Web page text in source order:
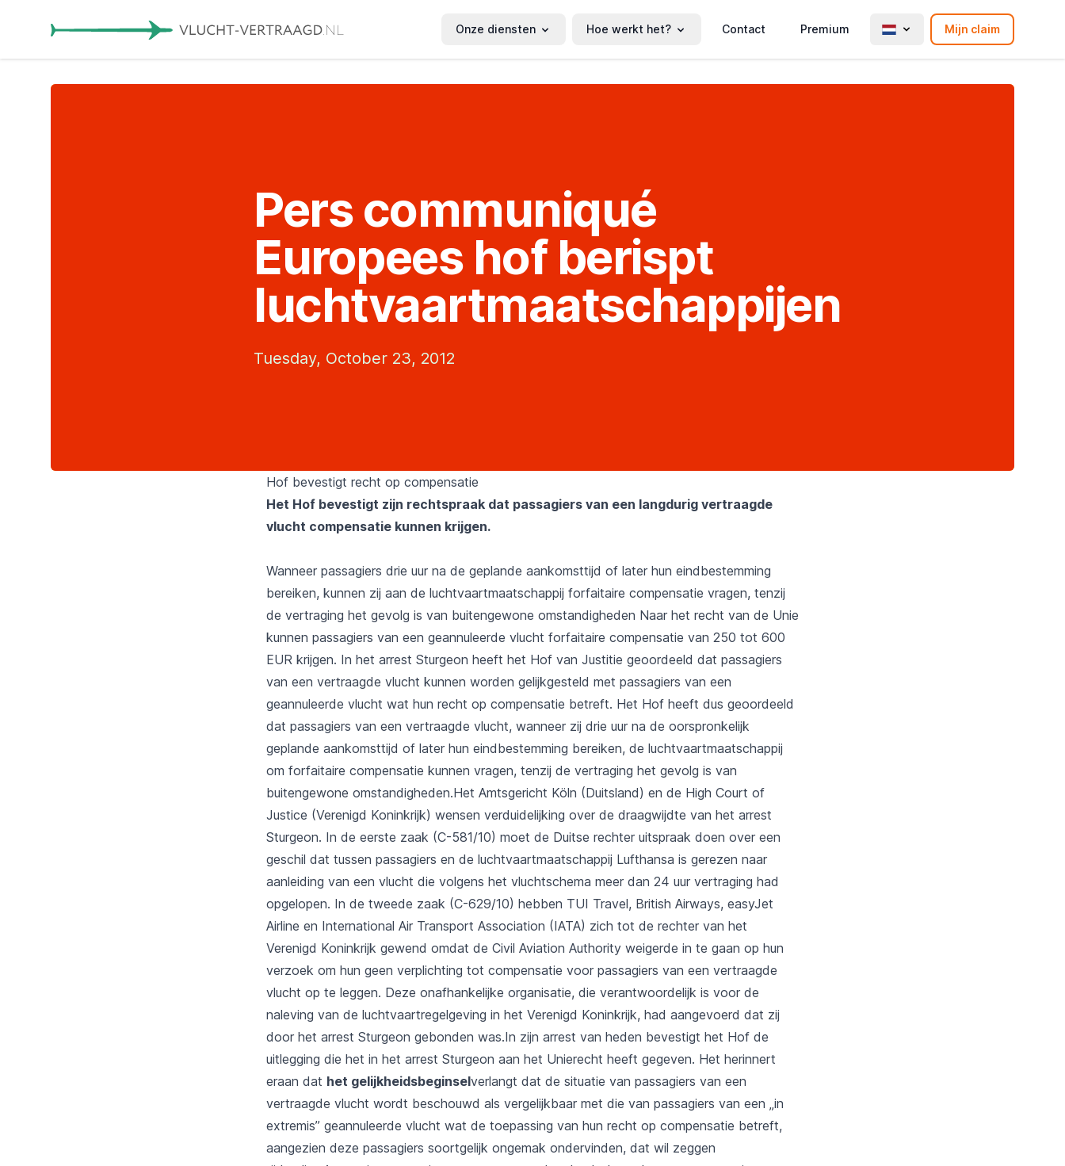
Onze diensten Hoe werkt het? Contact Premium Mijn claim
Pers communiqué
Europees hof berispt
luchtvaartmaatschappijen
Tuesday, October 23, 2012
Hof bevestigt recht op compensatie
Het Hof bevestigt zijn rechtspraak dat passagiers van een langdurig vertraagde
vlucht compensatie kunnen krijgen.
Wanneer passagiers drie uur na de geplande aankomsttijd of later hun eindbestemming
bereiken, kunnen zij aan de luchtvaartmaatschappij forfaitaire compensatie vragen, tenzij
de vertraging het gevolg is van buitengewone omstandigheden Naar het recht van de Unie
kunnen passagiers van een geannuleerde vlucht forfaitaire compensatie van 250 tot 600
EUR krijgen. In het arrest Sturgeon heeft het Hof van Justitie geoordeeld dat passagiers
van een vertraagde vlucht kunnen worden gelijkgesteld met passagiers van een
geannuleerde vlucht wat hun recht op compensatie betreft. Het Hof heeft dus geoordeeld
dat passagiers van een vertraagde vlucht, wanneer zij drie uur na de oorspronkelijk
geplande aankomsttijd of later hun eindbestemming bereiken, de luchtvaartmaatschappij
om forfaitaire compensatie kunnen vragen, tenzij de vertraging het gevolg is van
buitengewone omstandigheden.Het Amtsgericht Köln (Duitsland) en de High Court of
Justice (Verenigd Koninkrijk) wensen verduidelijking over de draagwijdte van het arrest
Sturgeon. In de eerste zaak (C-581/10) moet de Duitse rechter uitspraak doen over een
geschil dat tussen passagiers en de luchtvaartmaatschappij Lufthansa is gerezen naar
aanleiding van een vlucht die volgens het vluchtschema meer dan 24 uur vertraging had
opgelopen. In de tweede zaak (C-629/10) hebben TUI Travel, British Airways, easyJet
Airline en International Air Transport Association (IATA) zich tot de rechter van het
Verenigd Koninkrijk gewend omdat de Civil Aviation Authority weigerde in te gaan op hun
verzoek om hun geen verplichting tot compensatie voor passagiers van een vertraagde
vlucht op te leggen. Deze onafhankelijke organisatie, die verantwoordelijk is voor de
naleving van de luchtvaartregelgeving in het Verenigd Koninkrijk, had aangevoerd dat zij
door het arrest Sturgeon gebonden was.In zijn arrest van heden bevestigt het Hof de
uitlegging die het in het arrest Sturgeon aan het Unierecht heeft gegeven. Het herinnert
eraan dat het gelijkheidsbeginselverlangt dat de situatie van passagiers van een
vertraagde vlucht wordt beschouwd als vergelijkbaar met die van passagiers van een „in
extremis” geannuleerde vlucht wat de toepassing van hun recht op compensatie betreft,
aangezien deze passagiers soortgelijk ongemak ondervinden, dat wil zeggen